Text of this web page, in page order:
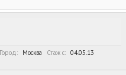
Город Москва Стаж c
04.05.13